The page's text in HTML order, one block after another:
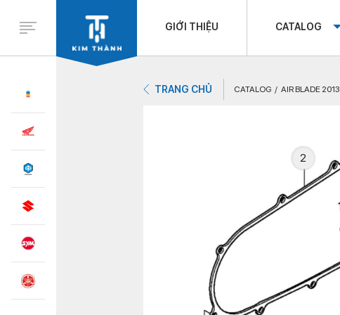
GIỚI THIỆU CATALOG
TRANG CHỦ CATALOG AIR BLADE 2013
2